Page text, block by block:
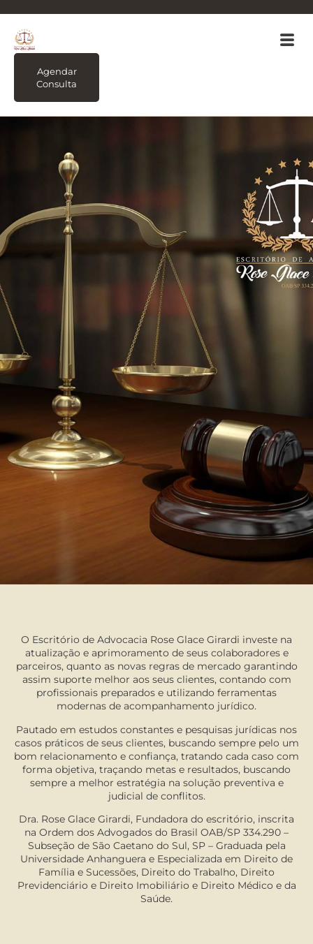
Agendar
Consulta
qualidade técnica e atendimento
personalizado, com muita ética e
mantendo comunicação clara com o
cliente em cada etapa do processo.
O Escritório de Advocacia Rose Glace Girardi investe na
atualização e aprimoramento de seus colaboradores e
parceiros, quanto as novas regras de mercado garantindo
assim suporte melhor aos seus clientes, contando com
profissionais preparados e utilizando ferramentas
modernas de acompanhamento jurídico.
Pautado em estudos constantes e pesquisas jurídicas nos
casos práticos de seus clientes, buscando sempre pelo um
bom relacionamento e confiança, tratando cada caso com
forma objetiva, traçando metas e resultados, buscando
sempre a melhor estratégia na solução preventiva e
judicial de conflitos.
Dra. Rose Glace Girardi, Fundadora do escritório, inscrita
na Ordem dos Advogados do Brasil OAB/SP 334.290 –
Subseção de São Caetano do Sul, SP – Graduada pela
Universidade Anhanguera e Especializada em Direito de
Família e Sucessões, Direito do Trabalho, Direito
Previdenciário e Direito Imobiliário e Direito Médico e da
Saúde.